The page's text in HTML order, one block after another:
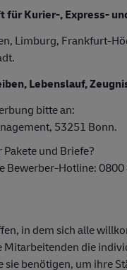
für Kurier-, Express-
Limburg, Frankfurt-
Lebenslauf,
bitte an:
53251 Bonn.
und Briefe?
Hotline:
in dem sich alle
die
benötigen, um ihre